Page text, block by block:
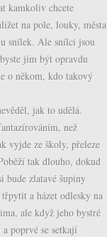
kamkoliv chcete
na pole, louky, města
snílek. Ale snílci jsou
jím být opravdu
o někom, kdo takový
jak to udělá.
než
vyjde ze školy, přeleze
tak dlouho, dokud
bude zlatavé šupiny
a házet odlesky na
ale když jeho bystré
poprvé se setkají